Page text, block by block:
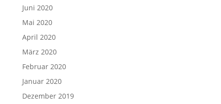
Juni 2020
Mai 2020
April 2020
März 2020
Februar 2020
Januar 2020
Dezember 2019